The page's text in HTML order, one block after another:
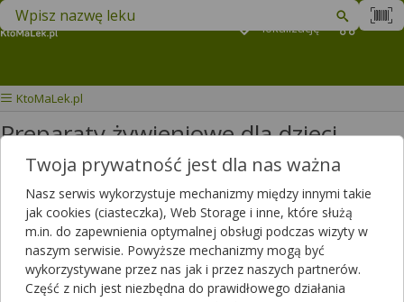
lokalizację
Znajdź lek w swojej okolicy
KtoMaLek.pl
Preparaty żywieniowe dla dzieci
Wybierz grupę produktów
Filtrowanie
Filtrowanie
Twoja prywatność jest dla nas ważna
Nasz serwis wykorzystuje mechanizmy między innymi takie
jak cookies (ciasteczka), Web Storage i inne, które służą
m.in. do zapewnienia optymalnej obsługi podczas wizyty w
naszym serwisie. Powyższe mechanizmy mogą być
wykorzystywane przez nas jak i przez naszych partnerów.
Część z nich jest niezbędna do prawidłowego działania